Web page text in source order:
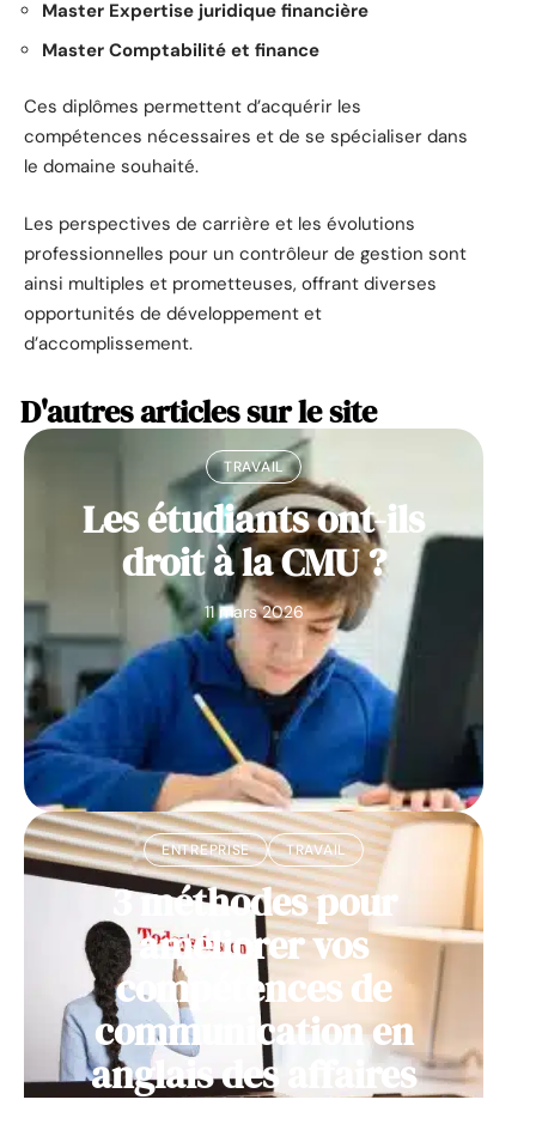
Master Expertise juridique financière
Master Comptabilité et finance
Ces diplômes permettent d’acquérir les
compétences nécessaires et de se spécialiser dans
le domaine souhaité.
Les perspectives de carrière et les évolutions
professionnelles pour un contrôleur de gestion sont
ainsi multiples et prometteuses, offrant diverses
opportunités de développement et
d’accomplissement.
D'autres articles sur le site
TRAVAIL
Les étudiants ont-ils
droit à la CMU ?
11 mars 2026
ENTREPRISE TRAVAIL
3 méthodes pour
améliorer vos
compétences de
communication en
anglais des affaires